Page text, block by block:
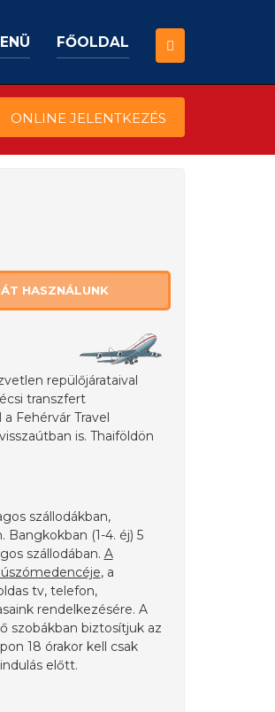
FŐOLDAL
ONLINE JELENTKEZÉS
HASZNÁLUNK
repülőjárataival
transzfert
Fehérvár Travel
is. Thaiföldön
szállodákban,
Bangkokban (1-4. éj) 5
szállodában. A
, a
tv, telefon,
rendelkezésére. A
szobákban biztosítjuk az
18 órakor kell csak
előtt.